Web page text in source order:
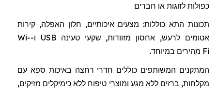
כפולות לזוגות או חברים
תכונות התא כוללות: מצעים איכותיים, חלון האפלה, קירות
אטומים לרעש, אחסון מזוודות, שקעי טעינהUSB ו-Wi-
Fi מהירים במיוחד.
המתקנים המשותפים כוללים חדרי רחצה באיכות ספא עם
מקלחות, ברזים ללא מגע ומוצרי טיפוח ללא כימיקלים מזיקים,